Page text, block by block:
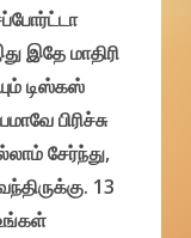
இதே மாதிரி
டிஸ்கஸ்
பிரிச்சு
சேர்ந்து,
13